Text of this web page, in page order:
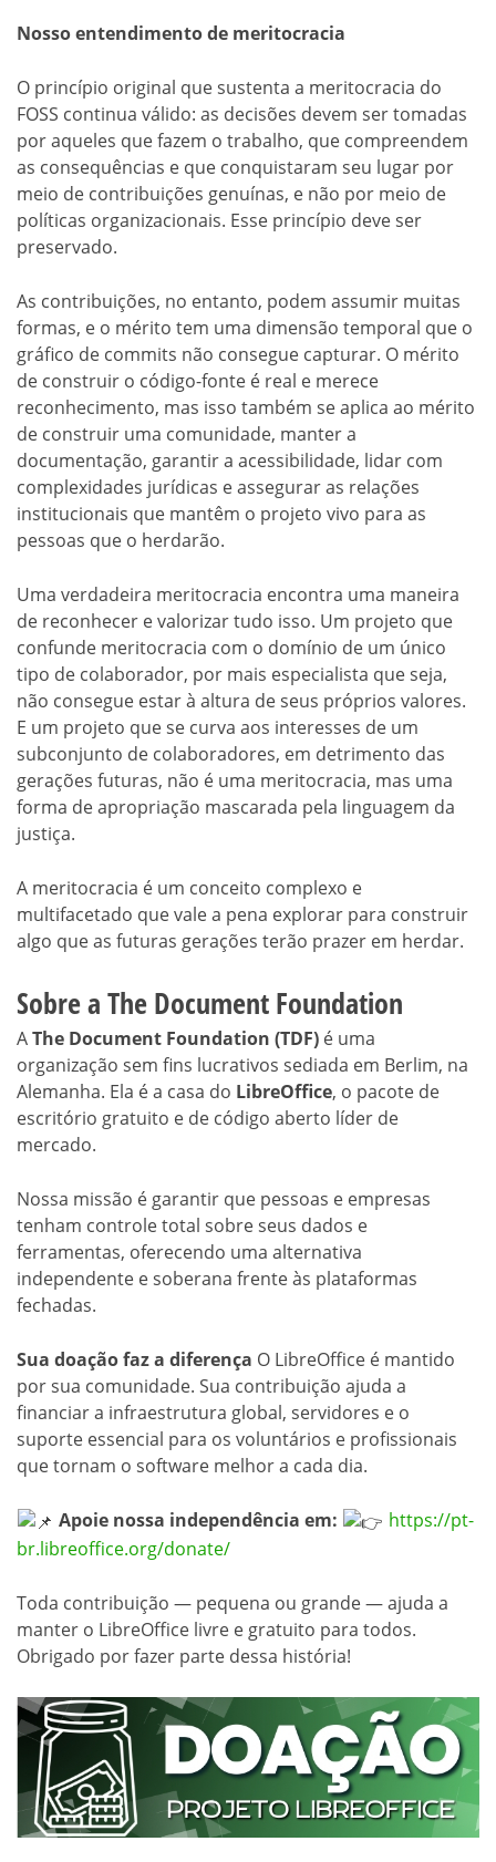
Nosso entendimento de meritocracia
O princípio original que sustenta a meritocracia do
FOSS continua válido: as decisões devem ser tomadas
por aqueles que fazem o trabalho, que compreendem
as consequências e que conquistaram seu lugar por
meio de contribuições genuínas, e não por meio de
políticas organizacionais. Esse princípio deve ser
preservado.
As contribuições, no entanto, podem assumir muitas
formas, e o mérito tem uma dimensão temporal que o
gráfico de commits não consegue capturar. O mérito
de construir o código-fonte é real e merece
reconhecimento, mas isso também se aplica ao mérito
de construir uma comunidade, manter a
documentação, garantir a acessibilidade, lidar com
complexidades jurídicas e assegurar as relações
institucionais que mantêm o projeto vivo para as
pessoas que o herdarão.
Uma verdadeira meritocracia encontra uma maneira
de reconhecer e valorizar tudo isso. Um projeto que
confunde meritocracia com o domínio de um único
tipo de colaborador, por mais especialista que seja,
não consegue estar à altura de seus próprios valores.
E um projeto que se curva aos interesses de um
subconjunto de colaboradores, em detrimento das
gerações futuras, não é uma meritocracia, mas uma
forma de apropriação mascarada pela linguagem da
justiça.
A meritocracia é um conceito complexo e
multifacetado que vale a pena explorar para construir
algo que as futuras gerações terão prazer em herdar.
Sobre a The Document Foundation
AThe Document Foundation (TDF) é uma
organização sem fins lucrativos sediada em Berlim, na
Alemanha. Ela é a casa do LibreOffice, o pacote de
escritório gratuito e de código aberto líder de
mercado.
Nossa missão é garantir que pessoas e empresas
tenham controle total sobre seus dados e
ferramentas, oferecendo uma alternativa
independente e soberana frente às plataformas
fechadas.
Sua doação faz a diferença O LibreOffice é mantido
por sua comunidade. Sua contribuição ajuda a
financiar a infraestrutura global, servidores e o
suporte essencial para os voluntários e profissionais
que tornam o software melhor a cada dia.
Apoie nossa independência em:
https://pt-
br.libreoffice.org/donate/
Toda contribuição — pequena ou grande — ajuda a
manter o LibreOffice livre e gratuito para todos.
Obrigado por fazer parte dessa história!